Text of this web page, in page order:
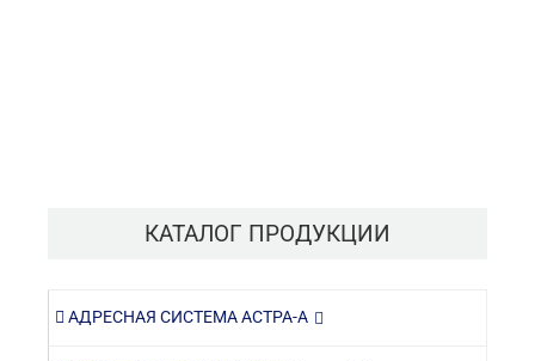
КАТАЛОГ ПРОДУКЦИИ
АДРЕСНАЯ СИСТЕМА АСТРА-А